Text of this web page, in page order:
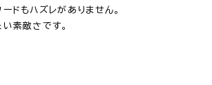
ドもハズレがありません。
素敵さです。